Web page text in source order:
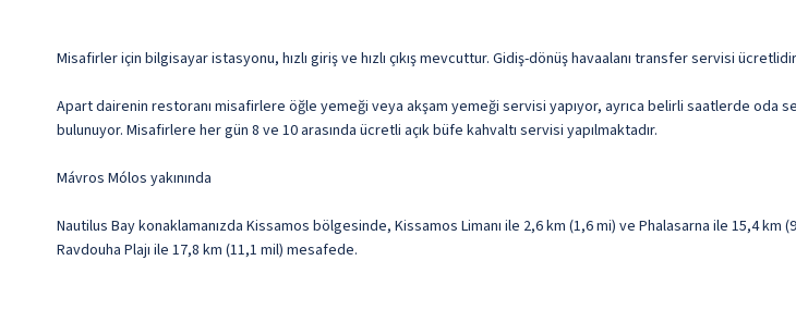
Misafirler için bilgisayar istasyonu, hızlı giriş ve hızlı çıkış mevcuttur. Gidiş-dönüş havaalanı transfer servisi
Apart dairenin restoranı misafirlere öğle yemeği veya akşam yemeği servisi yapıyor, ayrıca belirli saatlerde oda
bulunuyor. Misafirlere her gün 8 ve 10 arasında ücretli açık büfe kahvaltı servisi yapılmaktadır.
Mávros Mólos yakınında
Nautilus Bay konaklamanızda Kissamos bölgesinde, Kissamos Limanı ile 2,6 km (1,6 mi) ve Phalasarna ile 15,4
Ravdouha Plajı ile 17,8 km (11,1 mil) mesafede.